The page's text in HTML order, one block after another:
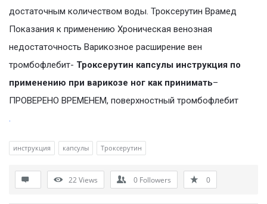
достаточным количеством воды. Троксерутин Врамед
Показания к применению Хроническая венозная
недостаточность Варикозное расширение вен
тромбофлебит- Троксерутин капсулы инструкция по
применению при варикозе ног как принимать–
ПРОВЕРЕНО ВРЕМЕНЕМ, поверхностный тромбофлебит
.
инструкция капсулы Троксерутин
22Views 0 Followers 0